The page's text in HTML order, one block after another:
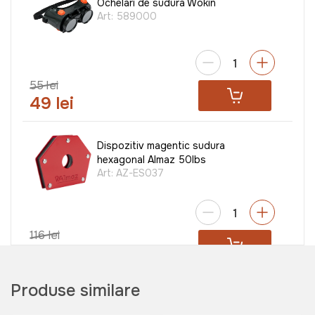
Ochelari de sudura Wokin
Art: 589000
55 lei
49 lei
Dispozitiv magentic sudura
hexagonal Almaz 50lbs
Art: AZ-ES037
116 lei
Masca de sudura cu reglaj automat
Produse similare